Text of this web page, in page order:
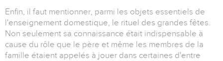
Enfin, il faut mentionner, parmi les objets essentiels de
l'enseignement domestique, le rituel des grandes fêtes.
Non seulement sa connaissance était indispensable à
cause du rôle que le père et même les membres de la
famille étaient appelés à jouer dans certaines d'entre